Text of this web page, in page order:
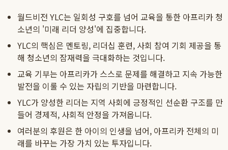
월드비전 YLC는 일회성 구호를 넘어 교육을 통한 아프리카 청
소년의 '미래 리더 양성'에 집중합니다.
YLC의 핵심은 멘토링, 리더십 훈련, 사회 참여 기회 제공을 통
해 청소년의 잠재력을 극대화하는 것입니다.
교육 기부는 아프리카가 스스로 문제를 해결하고 지속 가능한
발전을 이룰 수 있는 자립의 기반을 마련합니다.
YLC가 양성한 리더는 지역 사회에 긍정적인 선순환 구조를 만
들어 경제적, 사회적 안정을 가져옵니다.
여러분의 후원은 한 아이의 인생을 넘어, 아프리카 전체의 미
래를 바꾸는 가장 가치 있는 투자입니다.